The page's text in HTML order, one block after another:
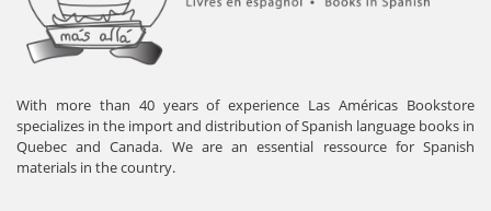
With more than 40 years of experience Las Américas Bookstore
specializes in the import and distribution of Spanish language books in
Quebec and Canada. We are an essential ressource for Spanish
materials in the country.